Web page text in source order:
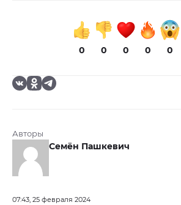
0 0 0 0 0
Авторы
Семён Пашкевич
07:43, 25 февраля 2024